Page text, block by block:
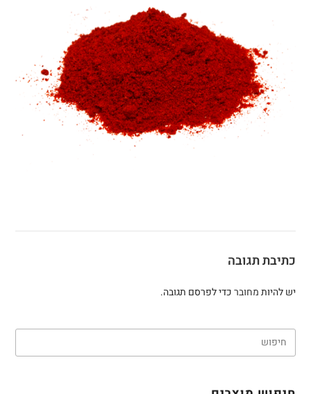
כתיבת תגובה
יש להיותמחוברכדי לפרסם תגובה.